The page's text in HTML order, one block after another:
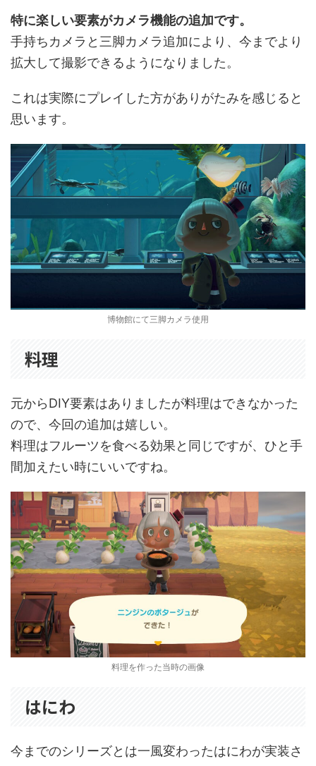
特に楽しい要素がカメラ機能の追加です。
手持ちカメラと三脚カメラ追加により、今までより
拡大して撮影できるようになりました。
これは実際にプレイした方がありがたみを感じると
思います。
博物館にて三脚カメラ使用
料理
元からDIY要素はありましたが料理はできなかった
ので、今回の追加は嬉しい。
料理はフルーツを食べる効果と同じですが、ひと手
間加えたい時にいいですね。
料理を作った当時の画像
はにわ
今までのシリーズとは一風変わったはにわが実装さ